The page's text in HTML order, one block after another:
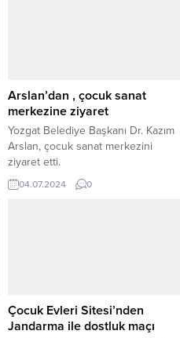
Arslan’dan , çocuk sanat
merkezine ziyaret
Yozgat Belediye Başkanı Dr. Kazım
Arslan, çocuk sanat merkezini
ziyaret etti.
04.07.2024 0
Çocuk Evleri Sitesi’nden
Jandarma ile dostluk maçı